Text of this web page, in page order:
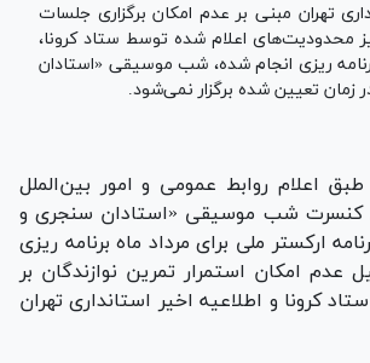
تهران مبنی بر عدم امکان برگزاری جلسات
نفر و نیز محدودیت‌های اعلام شده توسط ستاد کرونا،
ریزی انجام شده، شب موسیقی «استادان
زمان تعیین شده برگزار نمی‌شود.
اعلام روابط عمومی و امور بین‌الملل
کنسرت شب موسیقی «استادان سنجری و
ارکستر ملی برای مرداد ماه برنامه ریزی
عدم امکان استمرار تمرین نوازندگان بر
کرونا و اطلاعیه اخیر استانداری تهران